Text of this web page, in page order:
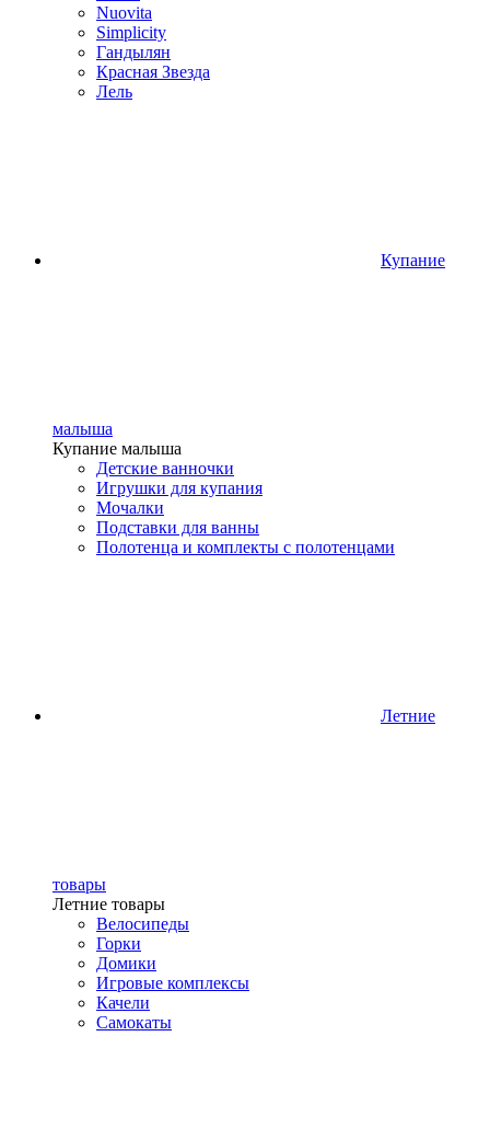
Nuovita
Simplicity
Гандылян
Красная Звезда
Лель
Купание
малыша
Купание малыша
Детские ванночки
Игрушки для купания
Мочалки
Подставки для ванны
Полотенца и комплекты с полотенцами
Летние
товары
Летние товары
Велосипеды
Горки
Домики
Игровые комплексы
Качели
Самокаты